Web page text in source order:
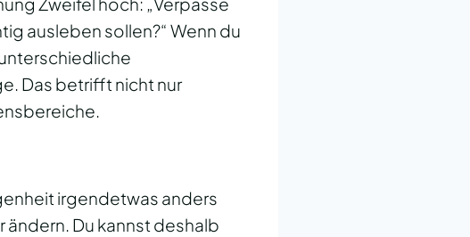
ausleben sollen?“ Wenn du
Das betrifft nicht nur
irgendetwas anders
ändern. Du kannst deshalb